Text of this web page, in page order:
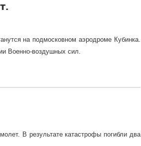
на подмосковном аэродроме Кубинка.
Военно-воздушных сил.
В результате катастрофы погибли два